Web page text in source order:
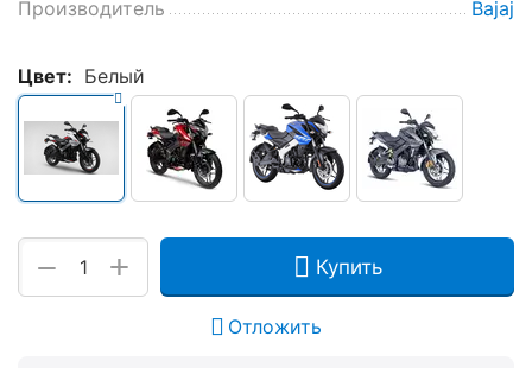
Производитель
Bajaj
Цвет: Белый
+
− Купить
Отложить